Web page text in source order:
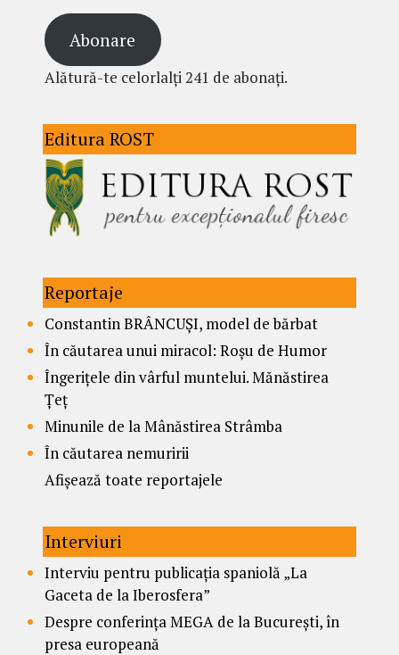
Abonare
Alătură-te celorlalți 241 de abonați.
Editura ROST
Reportaje
Constantin BRÂNCUȘI, model de bărbat
În căutarea unui miracol: Roșu de Humor
Îngerițele din vârful muntelui. Mănăstirea
Țeț
Minunile de la Mânăstirea Strâmba
În căutarea nemuririi
Afișează toate reportajele
Interviuri
Interviu pentru publicația spaniolă „La
Gaceta de la Iberosfera”
Despre conferința MEGA de la București, în
presa europeană